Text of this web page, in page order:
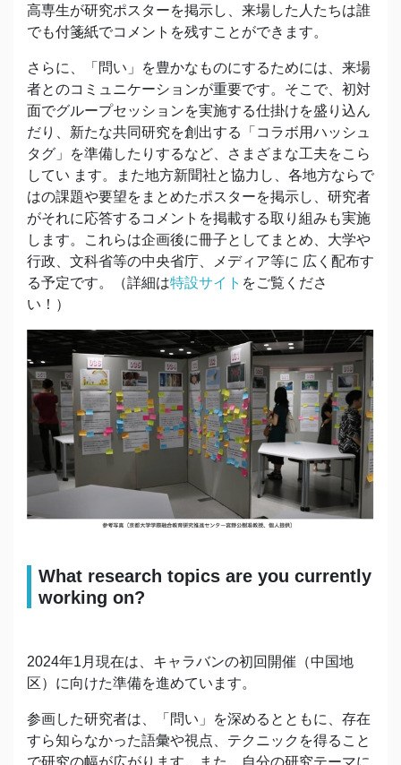
高専生が研究ポスターを掲示し、来場した人たちは誰
でも付箋紙でコメントを残すことができます。
さらに、「問い」を豊かなものにするためには、来場
者とのコミュニケーションが重要です。そこで、初対
面でグループセッションを実施する仕掛けを盛り込ん
だり、新たな共同研究を創出する「コラボ用ハッシュ
タグ」を準備したりするなど、さまざまな工夫をこら
してい ます。また地方新聞社と協力し、各地方ならで
はの課題や要望をまとめたポスターを掲示し、研究者
がそれに応答するコメントを掲載する取り組みも実施
します。これらは企画後に冊子としてまとめ、大学や
行政、文科省等の中央省庁、メディア等に 広く配布す
る予定です。（詳細は特設サイト をご覧くださ
い！）
What research topics are you currently
working on?
2024年1月現在は、キャラバンの初回開催（中国地
区）に向けた準備を進めています。
参画した研究者は、「問い」を深めるとともに、存在
すら知らなかった語彙や視点、テクニックを得ること